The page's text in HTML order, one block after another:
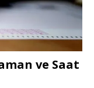
ve Saat